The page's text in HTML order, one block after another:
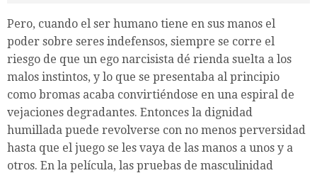
Pero, cuando el ser humano tiene en sus manos el
poder sobre seres indefensos, siempre se corre el
riesgo de que un ego narcisista dé rienda suelta a los
malos instintos, y lo que se presentaba al principio
como bromas acaba convirtiéndose en una espiral de
vejaciones degradantes. Entonces la dignidad
humillada puede revolverse con no menos perversidad
hasta que el juego se les vaya de las manos a unos y a
otros. En la película, las pruebas de masculinidad